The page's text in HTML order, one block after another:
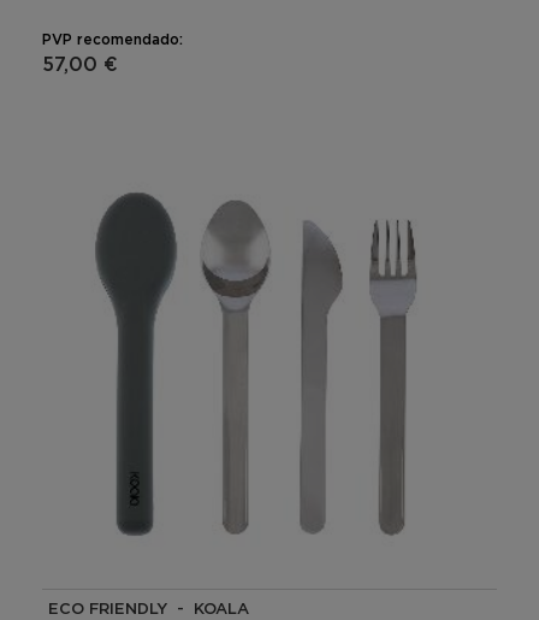
PVP recomendado:
57,00 €
ECO FRIENDLY - KOALA